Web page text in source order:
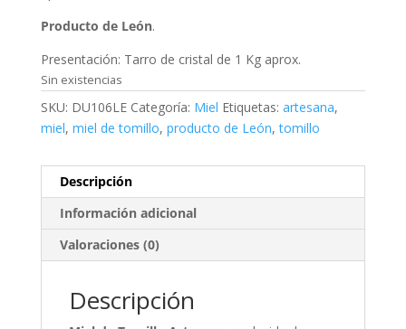
Producto de León.
Presentación: Tarro de cristal de 1 Kg aprox.
Sin existencias
SKU: DU106LE Categoría: Miel Etiquetas: artesana,
miel, miel de tomillo, producto de León,tomillo
Descripción
Información adicional
Valoraciones (0)
Descripción